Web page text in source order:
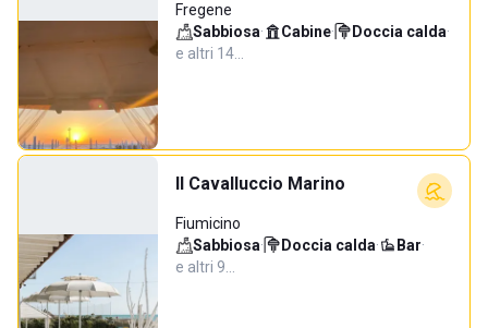
Fregene
Sabbiosa· Cabine· Doccia calda·
e altri 14…
Il Cavalluccio Marino
Fiumicino
Sabbiosa· Doccia calda· Bar·
e altri 9…